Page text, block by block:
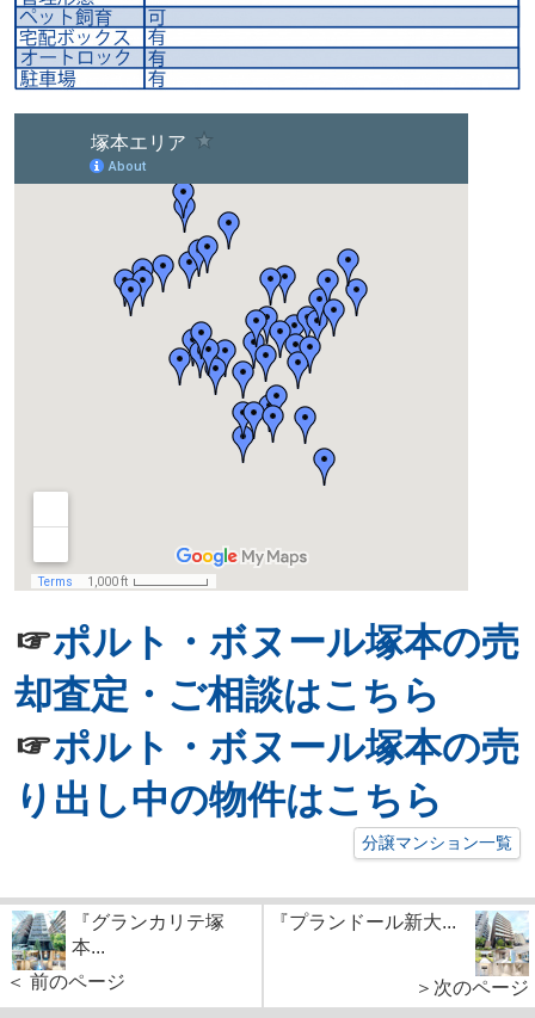
☞ポルト・ボヌール塚本の売
却査定・ご相談はこちら
☞ポルト・ボヌール塚本の売
り出し中の物件はこちら
分譲マンション一覧
『グランカリテ塚
本...
＜ 前のページ
『プランドール新大...
＞次のページ